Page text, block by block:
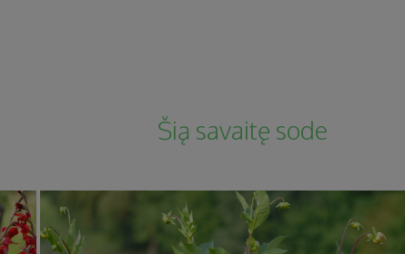
Šią savaitę sode